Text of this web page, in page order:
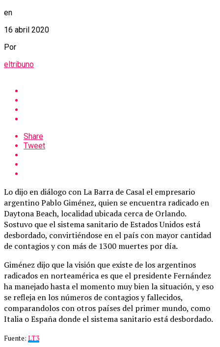
en
16 abril 2020
Por
eltribuno
Share
Tweet
Lo dijo en diálogo con La Barra de Casal el empresario
argentino Pablo Giménez, quien se encuentra radicado en
Daytona Beach, localidad ubicada cerca de Orlando.
Sostuvo que el sistema sanitario de Estados Unidos está
desbordado, convirtiéndose en el país con mayor cantidad
de contagios y con más de 1300 muertes por día.
Giménez dijo que la visión que existe de los argentinos
radicados en norteamérica es que el presidente Fernández
ha manejado hasta el momento muy bien la situación, y eso
se refleja en los números de contagios y fallecidos,
comparandolos con otros países del primer mundo, como
Italia o España donde el sistema sanitario está desbordado.
Fuente: LT3